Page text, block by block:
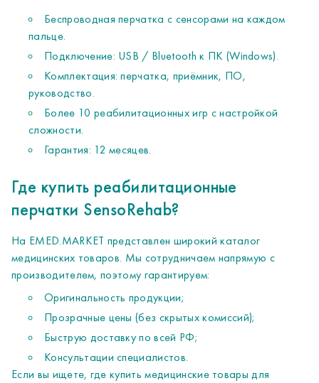
Беспроводная перчатка с сенсорами на каждом
пальце.
Подключение: USB / Bluetooth к ПК (Windows).
Комплектация: перчатка, приёмник, ПО,
руководство.
Более 10 реабилитационных игр с настройкой
сложности.
Гарантия: 12 месяцев.
Где купить реабилитационные
перчатки SensoRehab?
На EMED.MARKET представлен широкий каталог
медицинских товаров. Мы сотрудничаем напрямую с
производителем, поэтому гарантируем:
Оригинальность продукции;
Прозрачные цены (без скрытых комиссий);
Быструю доставку по всей РФ;
Консультации специалистов.
Если вы ищете, где купить медицинские товары для